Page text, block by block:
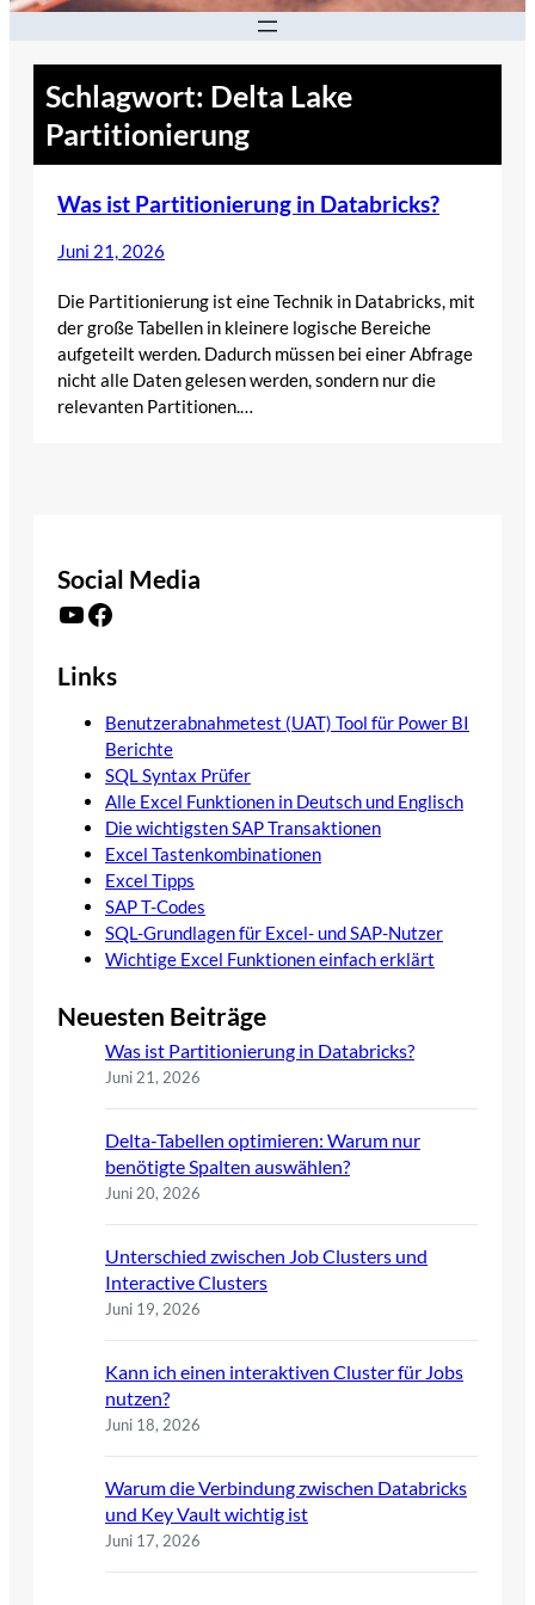
Schlagwort: Delta Lake
Partitionierung
Was ist Partitionierung in Databricks?
Juni 21, 2026
Die Partitionierung ist eine Technik in Databricks, mit
der große Tabellen in kleinere logische Bereiche
aufgeteilt werden. Dadurch müssen bei einer Abfrage
nicht alle Daten gelesen werden, sondern nur die
relevanten Partitionen.…
Social Media
YouTube Facebook
Links
Benutzerabnahmetest (UAT) Tool für Power BI
Berichte
SQL Syntax Prüfer
Alle Excel Funktionen in Deutsch und Englisch
Die wichtigsten SAP Transaktionen
Excel Tastenkombinationen
Excel Tipps
SAP T-Codes
SQL-Grundlagen für Excel- und SAP-Nutzer
Wichtige Excel Funktionen einfach erklärt
Neuesten Beiträge
Was ist Partitionierung in Databricks?
Juni 21, 2026
Delta-Tabellen optimieren: Warum nur
benötigte Spalten auswählen?
Juni 20, 2026
Unterschied zwischen Job Clusters und
Interactive Clusters
Juni 19, 2026
Kann ich einen interaktiven Cluster für Jobs
nutzen?
Juni 18, 2026
Warum die Verbindung zwischen Databricks
und Key Vault wichtig ist
Juni 17, 2026